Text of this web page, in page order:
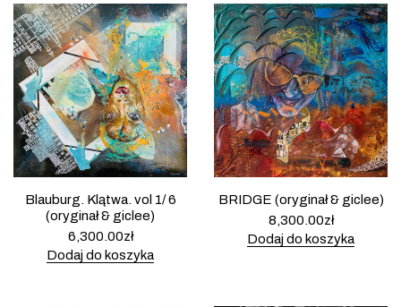
Blauburg. Klątwa. vol 1/ 6
(oryginał & giclee)
6,300.00zł
Dodaj do koszyka
BRIDGE (oryginał & giclee)
8,300.00zł
Dodaj do koszyka